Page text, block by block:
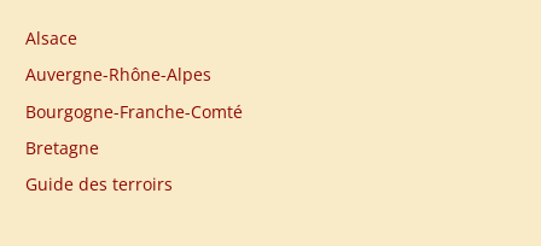
r
c
h
e
Alsace
Auvergne-Rhône-Alpes
Bourgogne-Franche-Comté
Bretagne
Guide des terroirs